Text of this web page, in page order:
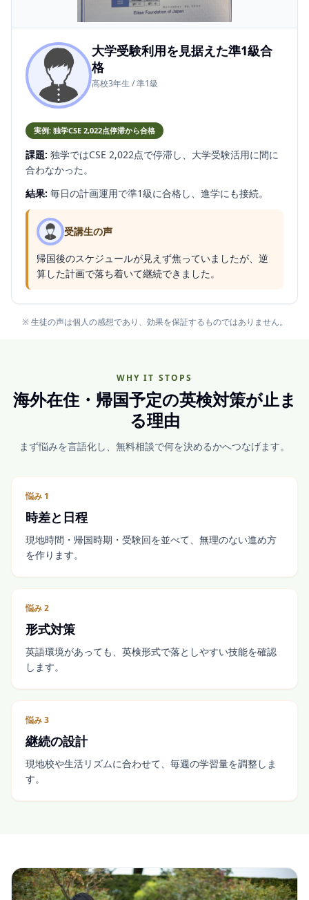
大学受験利用を見据えた準1級合
格
高校3年生 / 準1級
実例: 独学CSE 2,022点停滞から合格
課題: 独学ではCSE 2,022点で停滞し、大学受験活用に間に
合わなかった。
結果: 毎日の計画運用で準1級に合格し、進学にも接続。
受講生の声
帰国後のスケジュールが見えず焦っていましたが、逆
算した計画で落ち着いて継続できました。
※ 生徒の声は個人の感想であり、効果を保証するものではありません。
WHY IT STOPS
海外在住・帰国予定の英検対策が止ま
る理由
まず悩みを言語化し、無料相談で何を決めるかへつなげます。
悩み 1
時差と日程
現地時間・帰国時期・受験回を並べて、無理のない進め方
を作ります。
悩み2
形式対策
英語環境があっても、英検形式で落としやすい技能を確認
します。
悩み3
継続の設計
現地校や生活リズムに合わせて、毎週の学習量を調整しま
す。